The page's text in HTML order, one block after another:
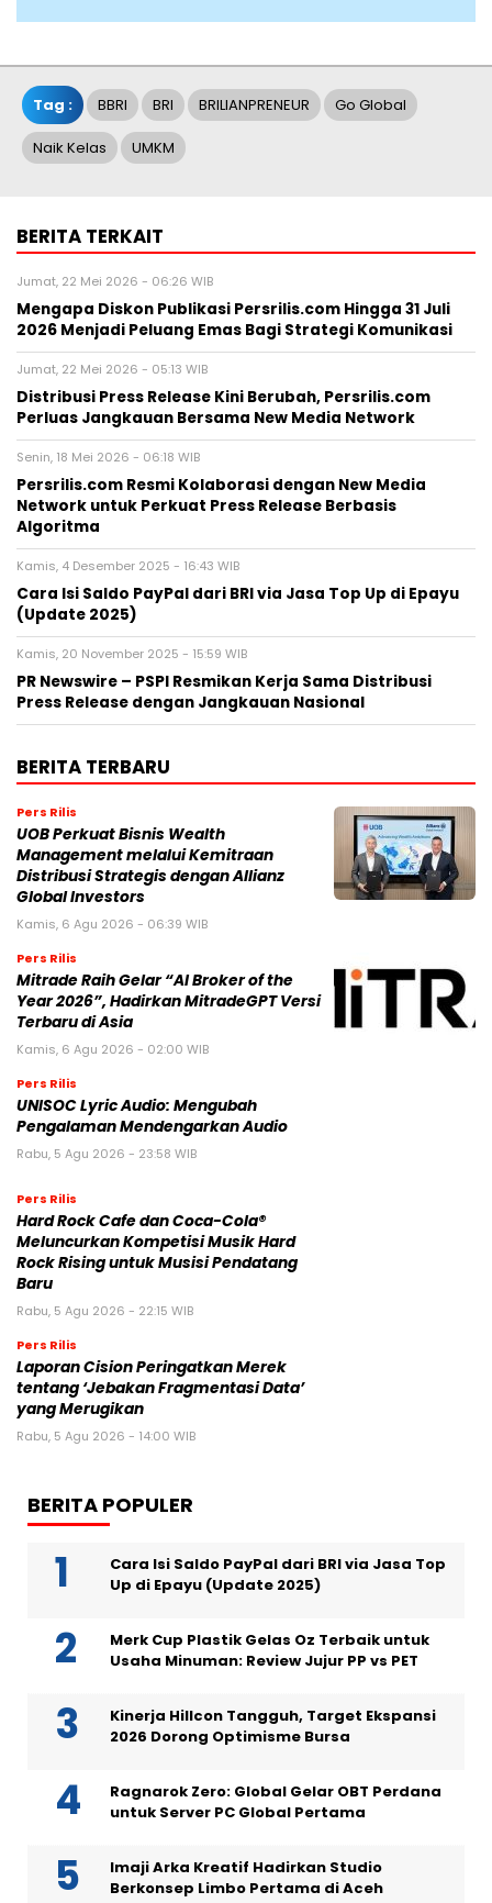
Tag : BBRI BRI BRILIANPRENEUR Go Global
Naik Kelas UMKM
BERITA TERKAIT
Jumat, 22 Mei 2026 - 06:26 WIB
Mengapa Diskon Publikasi Persrilis.com Hingga 31 Juli
2026 Menjadi Peluang Emas Bagi Strategi Komunikasi
Jumat, 22 Mei 2026 - 05:13 WIB
Distribusi Press Release Kini Berubah, Persrilis.com
Perluas Jangkauan Bersama New Media Network
Senin, 18 Mei 2026 - 06:18 WIB
Persrilis.com Resmi Kolaborasi dengan New Media
Network untuk Perkuat Press Release Berbasis
Algoritma
Kamis, 4 Desember 2025 - 16:43 WIB
Cara Isi Saldo PayPal dari BRI via Jasa Top Up di Epayu
(Update 2025)
Kamis, 20 November 2025 - 15:59 WIB
PR Newswire – PSPI Resmikan Kerja Sama Distribusi
Press Release dengan Jangkauan Nasional
BERITA TERBARU
Pers Rilis
UOB Perkuat Bisnis Wealth
Management melalui Kemitraan
Distribusi Strategis dengan Allianz
Global Investors
Kamis, 6 Agu 2026 - 06:39 WIB
Pers Rilis
Mitrade Raih Gelar “AI Broker of the
Year 2026”, Hadirkan MitradeGPT Versi
Terbaru di Asia
Kamis, 6 Agu 2026 - 02:00 WIB
Pers Rilis
UNISOC Lyric Audio: Mengubah
Pengalaman Mendengarkan Audio
Rabu, 5 Agu 2026 - 23:58 WIB
Pers Rilis
Hard Rock Cafe dan Coca-Cola®
Meluncurkan Kompetisi Musik Hard
Rock Rising untuk Musisi Pendatang
Baru
Rabu, 5 Agu 2026 - 22:15 WIB
Pers Rilis
Laporan Cision Peringatkan Merek
tentang ‘Jebakan Fragmentasi Data’
yang Merugikan
Rabu, 5 Agu 2026 - 14:00 WIB
BERITA POPULER
Cara Isi Saldo PayPal dari BRI via Jasa Top
Up di Epayu (Update 2025)
Merk Cup Plastik Gelas Oz Terbaik untuk
Usaha Minuman: Review Jujur PP vs PET
Kinerja Hillcon Tangguh, Target Ekspansi
2026 Dorong Optimisme Bursa
Ragnarok Zero: Global Gelar OBT Perdana
untuk Server PC Global Pertama
Imaji Arka Kreatif Hadirkan Studio
Berkonsep Limbo Pertama di Aceh